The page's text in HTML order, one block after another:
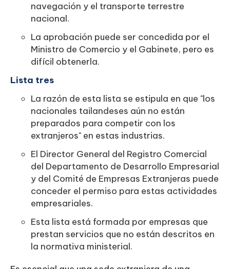
navegación y el transporte terrestre
nacional.
La aprobación puede ser concedida por el
Ministro de Comercio y el Gabinete, pero es
difícil obtenerla.
Lista tres
La razón de esta lista se estipula en que "los
nacionales tailandeses aún no están
preparados para competir con los
extranjeros" en estas industrias.
El Director General del Registro Comercial
del Departamento de Desarrollo Empresarial
y del Comité de Empresas Extranjeras puede
conceder el permiso para estas actividades
empresariales.
Esta lista está formada por empresas que
prestan servicios que no están descritos en
la normativa ministerial.